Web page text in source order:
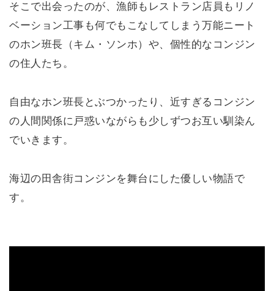
そこで出会ったのが、漁師もレストラン店員もリノ
ベーション工事も何でもこなしてしまう万能ニート
のホン班長（キム・ソンホ）や、個性的なコンジン
の住人たち。
自由なホン班長とぶつかったり、近すぎるコンジン
の人間関係に戸惑いながらも少しずつお互い馴染ん
でいきます。
海辺の田舎街コンジンを舞台にした優しい物語で
す。